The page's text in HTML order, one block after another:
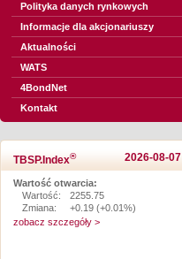
Polityka danych rynkowych
Informacje dla akcjonariuszy
Aktualności
WATS
4BondNet
Kontakt
TBSP.Index® 2026-08-07
Wartość otwarcia:
Wartość:
2255.75
Zmiana:
+0.19 (+0.01%)
zobacz szczegóły >